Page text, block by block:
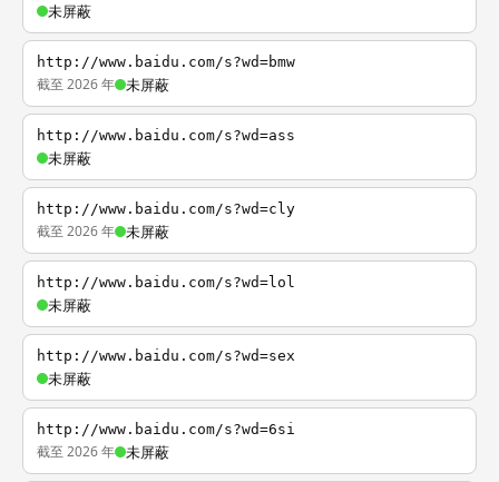
未屏蔽
http://www.baidu.com/s?wd=bmw
截至 2026 年 未屏蔽
http://www.baidu.com/s?wd=ass
未屏蔽
http://www.baidu.com/s?wd=cly
截至 2026 年 未屏蔽
http://www.baidu.com/s?wd=lol
未屏蔽
http://www.baidu.com/s?wd=sex
未屏蔽
http://www.baidu.com/s?wd=6si
截至 2026 年 未屏蔽